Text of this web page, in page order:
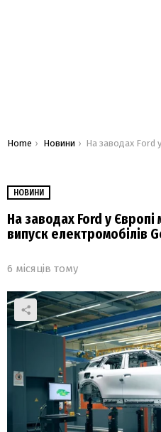
You are here:
Home Новини На заводах Ford у Європі можуть розпочати випуск електромобілів Geely
НОВИНИ
На заводах Ford у
випуск електромобілів
6 місяців тому